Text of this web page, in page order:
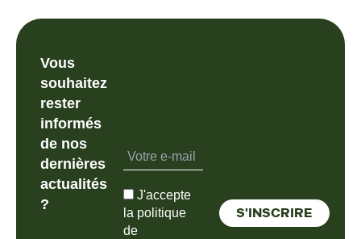
Vous
souhaitez
rester
informés
de nos
dernières
actualités
?
J'accepte
la politique
de